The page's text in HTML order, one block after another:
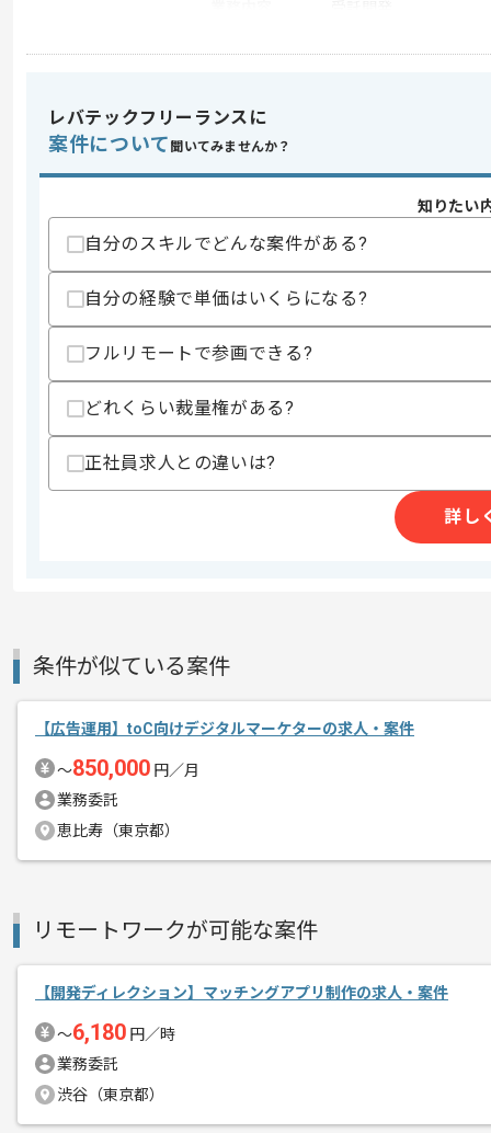
ム
求めるスキル
・Webディレクターの経験2年以上
・企画書作成経験
・PMまたはリーダーのご経験
スキルに不安がある方へ
上記に似た経験やスキルをお持ちであれば申
精算・お支払い
作業開始日
エージェントからのコ
メント
レバテックフリーランスに
案件について 聞いてみませんか？
知りたい
自分のスキルでどんな案件がある?
自分の経験で単価はいくらになる?
フルリモートで参画できる?
どれくらい裁量権がある?
正社員求人との違いは?
詳し
条件が似ている案件
【広告運用】toC向けデジタルマーケターの求人・案件
〜850,000 円／月
業務委託
恵比寿（東京都）
リモートワークが可能な案件
【開発ディレクション】マッチングアプリ制作の求人・案件
〜6,180 円／時
業務委託
渋谷（東京都）